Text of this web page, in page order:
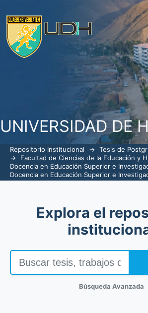
UNIVERSIDAD DE
Listar Docencia en
Yaneth Carmela"
Repositorio Institucional → Tesis de
→
Facultad de Ciencias de la Educación y
Docencia en Educación Superior e
Docencia en Educación Superior e
Explora el
Búsqueda Avanzada